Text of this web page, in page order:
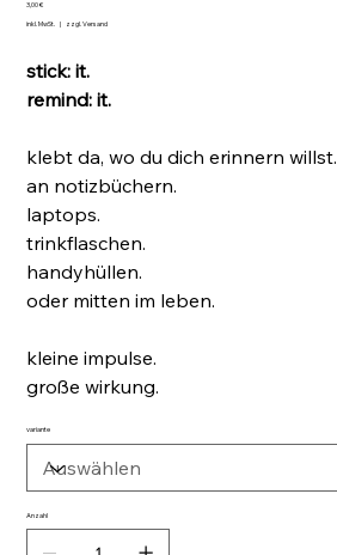
Preis
3,00 €
inkl. MwSt. | zzgl. Versand
stick: it.
remind: it.
klebt da, wo du dich erinnern willst.
an notizbüchern.
laptops.
trinkflaschen.
handyhüllen.
oder mitten im leben.
kleine impulse.
große wirkung.
variante
Anzahl